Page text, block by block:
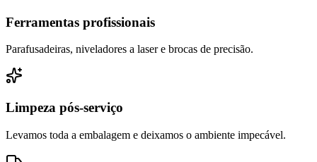
Ferramentas profissionais
Parafusadeiras, niveladores a laser e brocas de precisão.
Limpeza pós-serviço
Levamos toda a embalagem e deixamos o ambiente impecável.